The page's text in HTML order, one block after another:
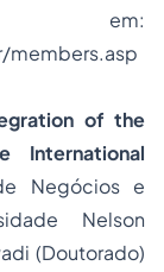
em:
of the
International
Negócios e
Nelson
(Doutorado)